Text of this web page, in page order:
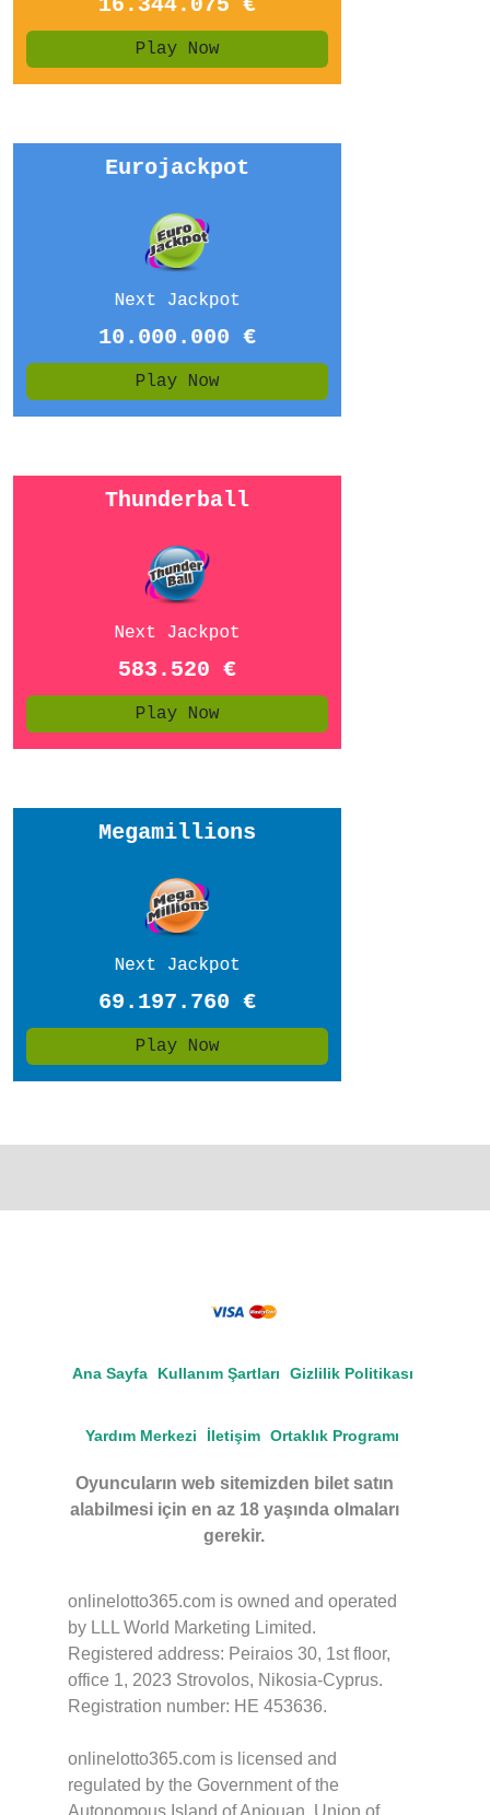
Ana Sayfa Kullanım Şartları Gizlilik Politikası
Yardım Merkezi İletişim Ortaklık Programı
Oyuncuların web sitemizden bilet satın
alabilmesi için en az 18 yaşında olmaları
gerekir.
onlinelotto365.com is owned and operated
by LLL World Marketing Limited.
Registered address: Peiraios 30, 1st floor,
office 1, 2023 Strovolos, Nikosia-Cyprus.
Registration number: HE 453636.
onlinelotto365.com is licensed and
regulated by the Government of the
Autonomous Island of Anjouan, Union of